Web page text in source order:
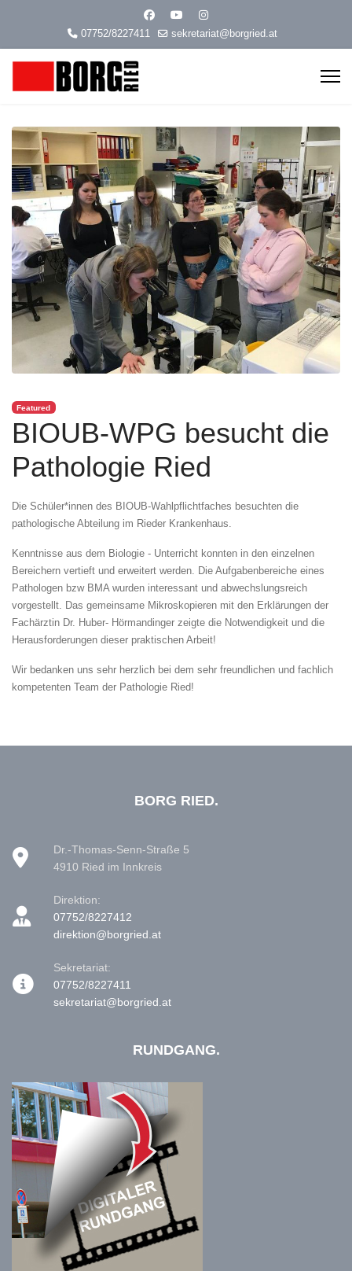
07752/8227411 sekretariat@borgried.at
Featured
BIOUB-WPG besucht die
Pathologie Ried
Die Schüler*innen des BIOUB-Wahlpflichtfaches besuchten die
pathologische Abteilung im Rieder Krankenhaus.
Kenntnisse aus dem Biologie - Unterricht konnten in den einzelnen
Bereichern vertieft und erweitert werden. Die Aufgabenbereiche eines
Pathologen bzw BMA wurden interessant und abwechslungsreich
vorgestellt. Das gemeinsame Mikroskopieren mit den Erklärungen der
Fachärztin Dr. Huber- Hörmandinger zeigte die Notwendigkeit und die
Herausforderungen dieser praktischen Arbeit!
Wir bedanken uns sehr herzlich bei dem sehr freundlichen und fachlich
kompetenten Team der Pathologie Ried!
BORG RIED.
Dr.-Thomas-Senn-Straße 5
4910 Ried im Innkreis
Direktion:
07752/8227412
direktion@borgried.at
Sekretariat:
07752/8227411
sekretariat@borgried.at
RUNDGANG.